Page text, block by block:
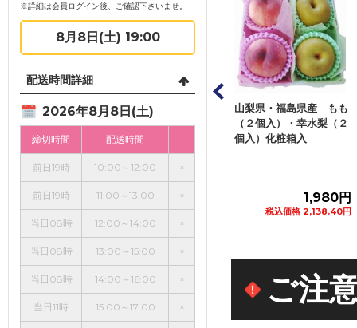
※詳細は会員ログイン後、ご確認下さいませ。
8月8日(土) 19:00
配送時間詳細
2026年8月8日(土)
締切時間 配送時間
前日19時 10:00～12:00 ×
前日19時 11:00～13:00 ×
当日08時 12:00～14:00 ×
当日08時 13:00～15:00 ×
当日08時 14:00～16:00 ×
当日11時 15:00～17:00 ×
ット 小（輸入
盛） １セット
598円
税込価格 645.84円
カートに追加
福島県・山梨県など国内
産 もも 化粧箱 ４個
入
1,990円
税込価格 2,149.20円
カートに追加
山梨県・福島県産 もも
（２個入）・幸水梨（２
個入）化粧箱入
1,980円
税込価格 2,138.40円
ご注